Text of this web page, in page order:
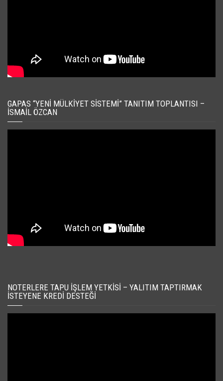
GAPAS “YENI MÜLKIYET SISTEMI” TANITIM TOPLANTISI –
İSMAIL ÖZCAN
NOTERLERE TAPU İŞLEM YETKISI – YALITIM TAPTIRMAK
İSTEYENE KREDI DESTEĞI